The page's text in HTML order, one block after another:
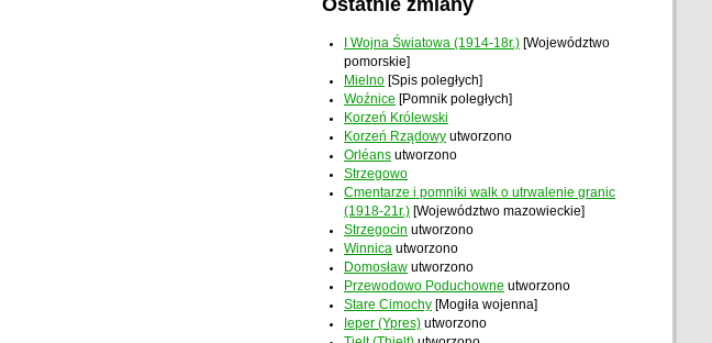
I Wojna Światowa (1914-18r.) [Województwo
pomorskie]
Mielno [Spis poległych]
Woźnice [Pomnik poległych]
Korzeń Królewski
Korzeń Rządowy utworzono
Orléans utworzono
Strzegowo
Cmentarze i pomniki walk o utrwalenie granic
(1918-21r.) [Województwo mazowieckie]
Strzegocin utworzono
Winnica utworzono
Domosław utworzono
Przewodowo Poduchowne utworzono
Stare Cimochy [Mogiła wojenna]
Ieper (Ypres) utworzono